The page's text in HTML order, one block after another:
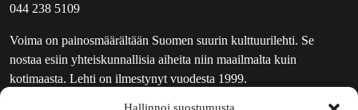
044 238 5109
Voima on painosmäärältään Suomen suurin kulttuurilehti. Se
nostaa esiin yhteiskunnallisia aiheita niin maailmalta kuin
kotimaasta. Lehti on ilmestynyt vuodesta 1999.